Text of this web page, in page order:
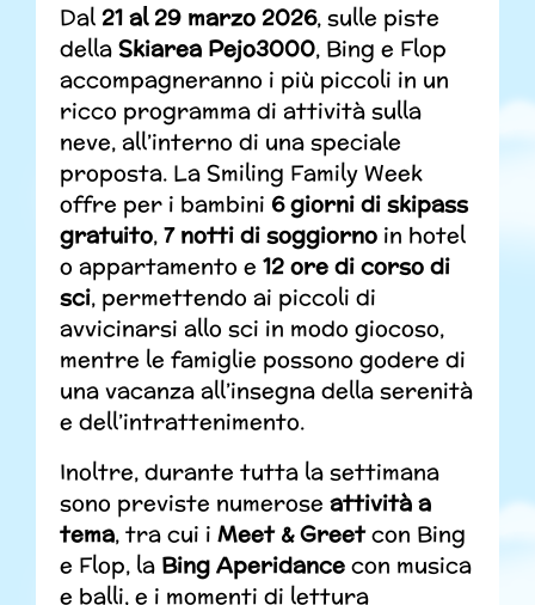
Dal 21 al 29 marzo 2026, sulle piste
della Skiarea Pejo3000, Bing e Flop
accompagneranno i più piccoli in un
ricco programma di attività sulla
neve, all’interno di una speciale
proposta. La Smiling Family Week
offre per i bambini 6 giorni di skipass
gratuito, 7 notti di soggiorno in hotel
o appartamento e 12 ore di corso di
sci, permettendo ai piccoli di
avvicinarsi allo sci in modo giocoso,
mentre le famiglie possono godere di
una vacanza all’insegna della serenità
e dell’intrattenimento.
Inoltre, durante tutta la settimana
sono previste numerose attività a
tema, tra cui i Meet & Greetcon Bing
e Flop, la Bing Aperidance con musica
e balli, e i momenti di lettura